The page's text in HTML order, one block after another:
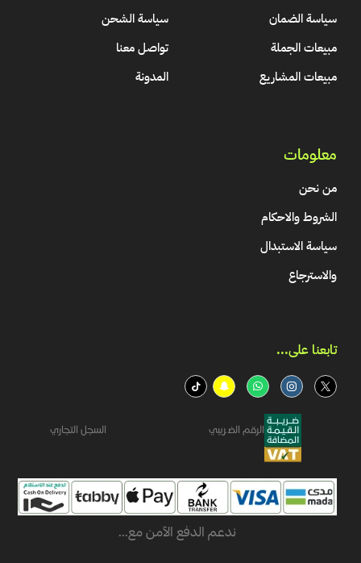
سياسة الضمان
مبيعات الجملة
مبيعات المشاريع
سياسة الشحن
تواصل معنا
المدونة
معلومات
من نحن
الشروط والاحكام
سياسة الاستبدال
والاسترجاع
تابعنا على...​
الرقم الضريبي السجل التجاري
ندعم الدفع الآمن مع...